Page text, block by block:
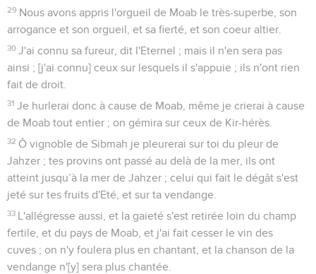
29 Nous avons appris l'orgueil de Moab le très-superbe, son
arrogance et son orgueil, et sa fierté, et son coeur altier.
30 J'ai connu sa fureur, dit l'Eternel ; mais il n'en sera pas
ainsi ; [j'ai connu] ceux sur lesquels il s'appuie ; ils n'ont rien
fait de droit.
31 Je hurlerai donc à cause de Moab, même je crierai à cause
de Moab tout entier ; on gémira sur ceux de Kir-hérès.
32 Ô vignoble de Sibmah je pleurerai sur toi du pleur de
Jahzer ; tes provins ont passé au delà de la mer, ils ont
atteint jusqu’à la mer de Jahzer ; celui qui fait le dégât s'est
jeté sur tes fruits d'Eté, et sur ta vendange.
33 L'allégresse aussi, et la gaieté s'est retirée loin du champ
fertile, et du pays de Moab, et j'ai fait cesser le vin des
cuves ; on n'y foulera plus en chantant, et la chanson de la
vendange n'[y] sera plus chantée.